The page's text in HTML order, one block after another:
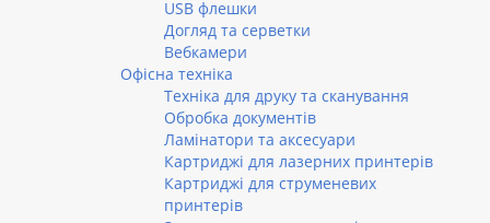
USB флешки
Догляд та серветки
Вебкамери
Офісна техніка
Техніка для друку та сканування
Обробка документів
Ламінатори та аксесуари
Картриджі для лазерних принтерів
Картриджі для струменевих
принтерів